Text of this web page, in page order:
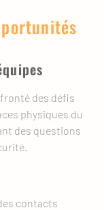
des défis
physiques du
des questions
contacts